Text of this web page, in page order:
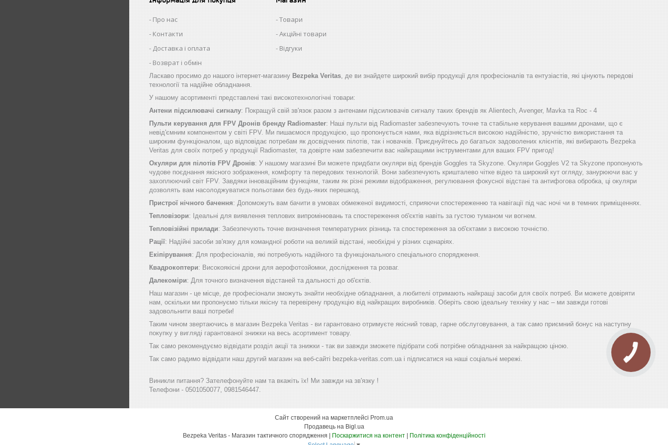
Про нас
Контакти
Доставка і оплата
Возврат і обмін
Товари
Акційні товари
Відгуки
Ласкаво просимо до нашого інтернет-магазину Bezpeka Veritas, де ви знайдете широкий вибір продукції для професіоналів та ентузіастів, які цінують передові
технології та надійне обладнання.
У нашому асортименті представлені такі високотехнологічні товари:
Антени підсилювачі сигналу: Покращуй свій зв'язок разом з антенами підсилювачів сигналу таких брендів як Alientech, Avenger, Mavka та Roc - 4
Пульти керування для FPV Дронів бренду Radiomaster: Наші пульти від Radiomaster забезпечують точне та стабільне керування вашими дронами, що є
невід'ємним компонентом у світі FPV. Ми пишаємося продукцією, що пропонується нами, яка відрізняється високою надійністю, зручністю використання та
широким функціоналом, що відповідає потребам як досвідчених пілотів, так і новачків. Приєднуйтесь до багатьох задоволених клієнтів, які вибирають Bezpeka
Veritas для своїх потреб у продукції Radiomaster, та довірте нам забезпечити вас найкращими інструментами для ваших FPV пригод!
Окуляри для пілотів FPV Дронів: У нашому магазині Ви можете придбати окуляри від брендів Goggles та Skyzone. Окуляри Goggles V2 та Skyzone пропонують
чудове поєднання якісного зображення, комфорту та передових технологій. Вони забезпечують кришталево чітке відео та широкий кут огляду, занурюючи вас у
захоплюючий світ FPV. Завдяки інноваційним функціям, таким як різні режими відображення, регулювання фокусної відстані та антифогова обробка, ці окуляри
дозволять вам насолоджуватися польотами без будь-яких перешкод.
Пристрої нічного бачення: Допоможуть вам бачити в умовах обмеженої видимості, сприяючи спостереженню та навігації під час ночі чи в темних приміщеннях.
Тепловізори: Ідеальні для виявлення теплових випромінювань та спостереження об'єктів навіть за густою туманом чи вогнем.
Тепловізійні прилади: Забезпечують точне визначення температурних різниць та спостереження за об'єктами з високою точністю.
Рації: Надійні засоби зв'язку для командної роботи на великій відстані, необхідні у різних сценаріях.
Екіпірування: Для професіоналів, які потребують надійного та функціонального спеціального спорядження.
Квадрокоптери: Високоякісні дрони для аерофотозйомки, дослідження та розваг.
Далекоміри: Для точного визначення відстаней та дальності до об'єктів.
Наш магазин - це місце, де професіонали зможуть знайти необхідне обладнання, а любителі отримають найкращі засоби для своїх потреб. Ви можете довіряти
нам, оскільки ми пропонуємо тільки якісну та перевірену продукцію від найкращих виробників. Оберіть свою ідеальну техніку у нас – ми завжди готові
задовольнити ваші потреби!
Таким чином звертаючись в магазин Bezpeka Veritas - ви гарантовано отримуєте якісний товар, гарне обслуговування, а так само приємний бонус на наступну
покупку у вигляді гарантованої знижки на весь асортимент товару.
Так само рекомендуємо відвідати розділ акції та знижки - так ви завжди зможете підібрати собі потрібне обладнання за найкращою ціною.
Так само радимо відвідати наш другий магазин на веб-сайті bezpeka-veritas.com.ua і підписатися на наші соціальні мережі.
Виникли питання? Зателефонуйте нам та вкажіть їх! Ми завжди на зв'язку !
Телефони - 0501050077, 0981546447.
Сайт створений на маркетплейсі Prom.ua
Продавець на Bigl.ua
Поскаржитися на контент
Політика конфіденційності